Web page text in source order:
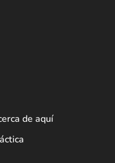
de aquí